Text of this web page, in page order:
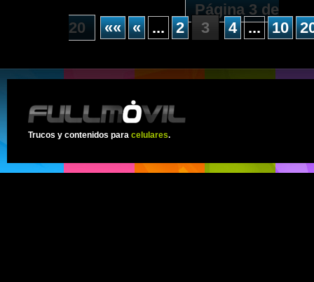
Página 3 de
20
«« « ... 2 3 4 ... 10
Trucos y contenidos para celulares.